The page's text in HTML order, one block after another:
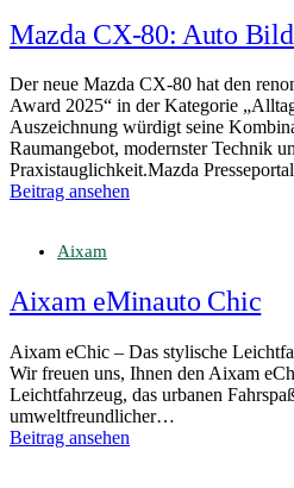
Mazda CX‑80: Auto
Der neue Mazda CX-80 hat den
Award 2025“ in der Kategorie
Auszeichnung würdigt seine
Raumangebot, modernster Technik
Praxistauglichkeit.Mazda
Beitrag ansehen
Aixam
Aixam eMinauto Chic
Aixam eChic – Das stylische
Wir freuen uns, Ihnen den Aixam
Leichtfahrzeug, das urbanen
umweltfreundlicher…
Beitrag ansehen